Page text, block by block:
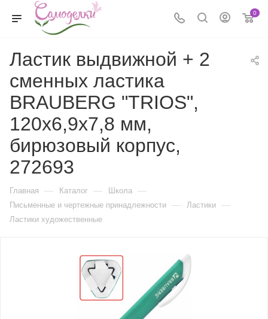
0
Ластик выдвижной + 2
сменных ластика
BRAUBERG "TRIOS",
120х6,9х7,8 мм,
бирюзовый корпус,
272693
Главная — Каталог — Школа —
Письменные и чертежные принадлежности — Ластики —
Ластики художественные